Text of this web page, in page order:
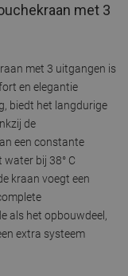
met 3
met 3 uitgangen is
en elegantie
biedt het langdurige
de
een constante
bij 38° C
kraan voegt een
als het opbouwdeel,
extra systeem